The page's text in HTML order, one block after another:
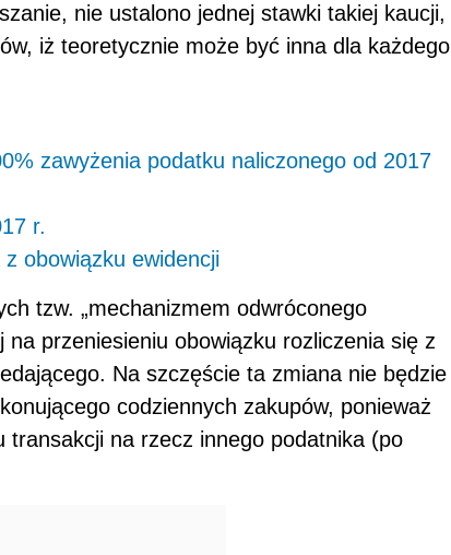
nie ustalono jednej stawki takiej kaucji,
iż teoretycznie może być inna dla każdego
zawyżenia podatku naliczonego od 2017
r.
obowiązku ewidencji
tzw. „mechanizmem odwróconego
przeniesieniu obowiązku rozliczenia się z
Na szczęście ta zmiana nie będzie
codziennych zakupów, ponieważ
na rzecz innego podatnika (po